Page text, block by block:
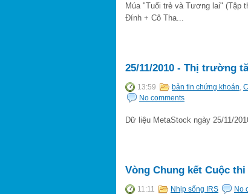
Múa "Tuổi trẻ và Tương lai" (Tập
Đính + Cô Tha...
25/11/2010 - Thị trường
13:59 bản tin chứng khoán,
No comments
Dữ liệu MetaStock ngày 25/11/
Vòng Chung kết Cuộc
11:11 Nhịp sống IRS No